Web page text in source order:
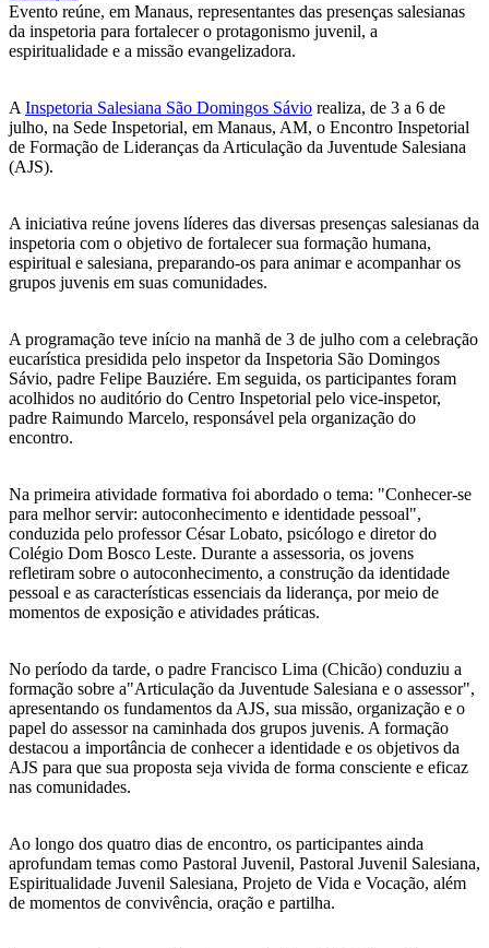
Evento reúne, em Manaus, representantes das presenças salesianas
da inspetoria para fortalecer o protagonismo juvenil, a
espiritualidade e a missão evangelizadora.
A Inspetoria Salesiana São Domingos Sávio realiza, de 3 a 6 de
julho, na Sede Inspetorial, em Manaus, AM, o Encontro Inspetorial
de Formação de Lideranças da Articulação da Juventude Salesiana
(AJS).
A iniciativa reúne jovens líderes das diversas presenças salesianas da
inspetoria com o objetivo de fortalecer sua formação humana,
espiritual e salesiana, preparando-os para animar e acompanhar os
grupos juvenis em suas comunidades.
A programação teve início na manhã de 3 de julho com a celebração
eucarística presidida pelo inspetor da Inspetoria São Domingos
Sávio, padre Felipe Bauziére. Em seguida, os participantes foram
acolhidos no auditório do Centro Inspetorial pelo vice-inspetor,
padre Raimundo Marcelo, responsável pela organização do
encontro.
Na primeira atividade formativa foi abordado o tema: "Conhecer-se
para melhor servir: autoconhecimento e identidade pessoal",
conduzida pelo professor César Lobato, psicólogo e diretor do
Colégio Dom Bosco Leste. Durante a assessoria, os jovens
refletiram sobre o autoconhecimento, a construção da identidade
pessoal e as características essenciais da liderança, por meio de
momentos de exposição e atividades práticas.
No período da tarde, o padre Francisco Lima (Chicão) conduziu a
formação sobre a"Articulação da Juventude Salesiana e o assessor",
apresentando os fundamentos da AJS, sua missão, organização e o
papel do assessor na caminhada dos grupos juvenis. A formação
destacou a importância de conhecer a identidade e os objetivos da
AJS para que sua proposta seja vivida de forma consciente e eficaz
nas comunidades.
Ao longo dos quatro dias de encontro, os participantes ainda
aprofundam temas como Pastoral Juvenil, Pastoral Juvenil Salesiana,
Espiritualidade Juvenil Salesiana, Projeto de Vida e Vocação, além
de momentos de convivência, oração e partilha.